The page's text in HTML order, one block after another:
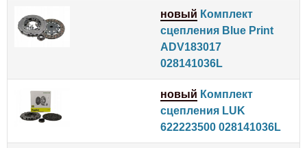
новый Комплект
сцепления Blue Print
ADV183017
028141036L
новый Комплект
сцепления LUK
622223500 028141036L